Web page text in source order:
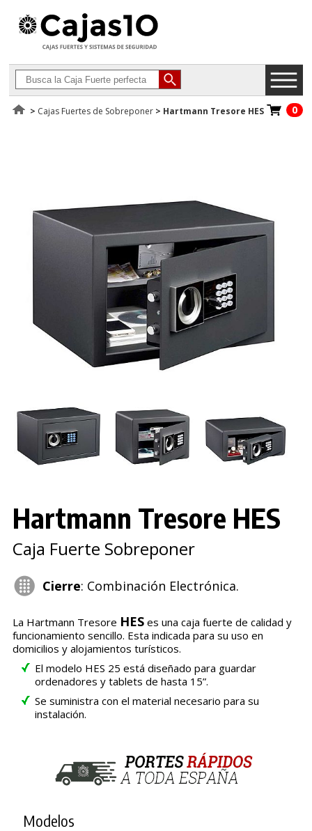
> Cajas Fuertes de Sobreponer > Hartmann Tresore HES 0
Hartmann Tresore HES
Caja Fuerte Sobreponer
Cierre: Combinación Electrónica.
La Hartmann Tresore HESes una caja fuerte de calidad y
funcionamiento sencillo. Esta indicada para su uso en
domicilios y alojamientos turísticos.
El modelo HES 25 está diseñado para guardar
ordenadores y tablets de hasta 15”.
Se suministra con el material necesario para su
instalación.
Modelos